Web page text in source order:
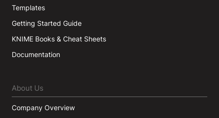
Templates
Getting Started Guide
KNIME Books & Cheat Sheets
Documentation
About Us
Company Overview